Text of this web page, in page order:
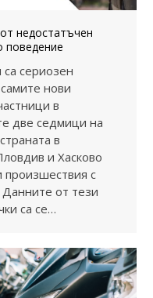
недостатъчен
поведение
сериозен
нови
в
две седмици на
в
и Хасково
произшествия с
от тези
са се…